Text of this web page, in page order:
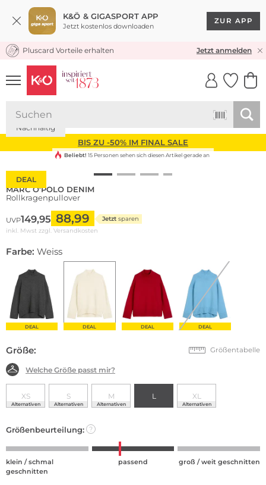
K&Ö & GIGASPORT APP
Jetzt kostenlos downloaden
ZUR APP
KOSTENLOSER VERSAND* & RÜCKVERSAND
Pluscard Vorteile erhalten Jetzt anmelden
UNSERE APP
CLICK &
BIS ZU -50% IM FINAL SALE
DEAL
Nachhaltig
Beliebt! 15 Personen sehen sich diesen Artikel gerade an
MARC O'POLO DENIM
Rollkragenpullover
UVP149,95 88,99 Jetzt sparen
inkl. Mwst zzgl. Versandkosten
Farbe: Weiss
DEAL DEAL DEAL DEAL
Größe: Größentabelle
Welche Größe passt mir?
XS
Alternativen
S
Alternativen
M
Alternativen
L XL
Alternativen
Größenbeurteilung: ?
klein / schmal
geschnitten
passend groß / weit geschnitten